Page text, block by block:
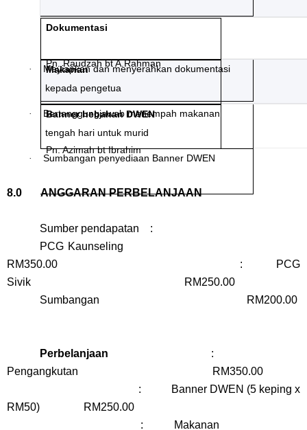
Dokumentasi
Pn. Raudzah bt A.Rahman
·
Meyiapkan dan menyerahkan dokumentasi
kepada pengetua
Makanan
·
Bertanggungjawab menempah makanan
tengah hari untuk murid
Banner hebahan DWEN
Pn. Azimah bt Ibrahim
· Sumbangan penyediaan Banner DWEN
8.0 ANGGARAN PERBELANJAAN
Sumber pendapatan :
PCG Kaunseling
RM350.00 : PCG
Sivik RM250.00
Sumbangan
RM200.00
Perbelanjaan :
Pengangkutan RM350.00
: Banner DWEN (5 keping x
RM50) RM250.00
: Makanan